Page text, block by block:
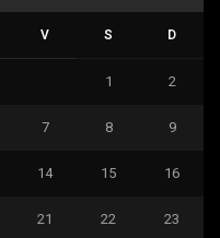
V S D
1 2
7 8 9
14 15 16
21 22 23